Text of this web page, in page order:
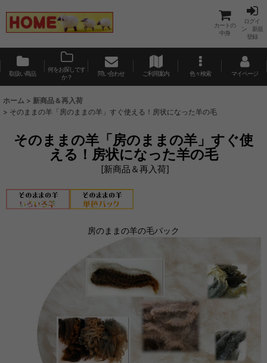
カートの
中身
ログイ
ン 新規
登録
取扱い商品
何をお探しです
か？
問い合わせ ご利用案内 色々検索 マイページ
ホーム > 新商品＆再入荷
> そのままの羊「房のままの羊」すぐ使える！房状になった羊の毛
そのままの羊「房のままの羊」すぐ使
える！房状になった羊の毛
[新商品＆再入荷]
房のままの羊の毛パック